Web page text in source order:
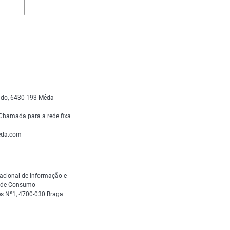
6430-193 Mêda
para a rede fixa
de Informação e
Consumo
Nº1, 4700-030 Braga